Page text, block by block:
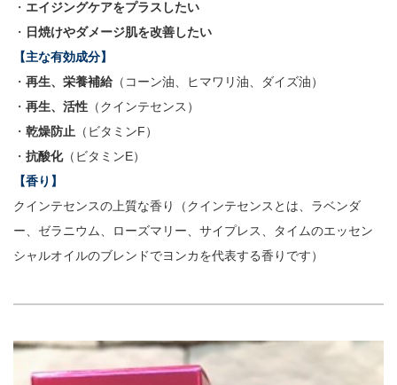
・ エイジングケアをプラスしたい
・ 日焼けやダメージ肌を改善したい
【主な有効成分】
・ 再生、栄養補給（コーン油、ヒマワリ油、ダイズ油）
・ 再生、活性 （クインテセンス）
・ 乾燥防止 （ビタミンF）
・ 抗酸化（ビタミンE）
【香り】
クインテセンスの上質な香り（クインテセンスとは、ラベンダ
ー、ゼラニウム、ローズマリー、サイプレス、タイムのエッセン
シャルオイルのブレンドでヨンカを代表する香りです）